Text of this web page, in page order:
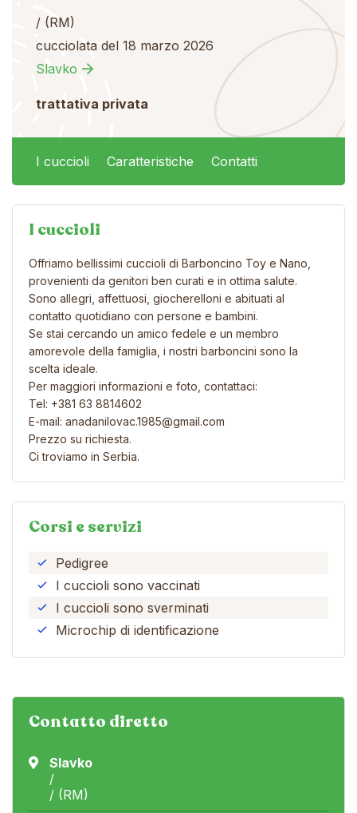
/ (RM)
cucciolata del 18 marzo 2026
Slavko
trattativa privata
I cuccioli Caratteristiche Contatti
I cuccioli
Offriamo bellissimi cuccioli di Barboncino Toy e Nano,
provenienti da genitori ben curati e in ottima salute.
Sono allegri, affettuosi, giocherelloni e abituati al
contatto quotidiano con persone e bambini.
Se stai cercando un amico fedele e un membro
amorevole della famiglia, i nostri barboncini sono la
scelta ideale.
Per maggiori informazioni e foto, contattaci:
Tel: +381 63 8814602
E-mail: anadanilovac.1985@gmail.com
Prezzo su richiesta.
Ci troviamo in Serbia.
Corsi e servizi
Pedigree
I cuccioli sono vaccinati
I cuccioli sono sverminati
Microchip di identificazione
Contatto diretto
Slavko
/
/ (RM)